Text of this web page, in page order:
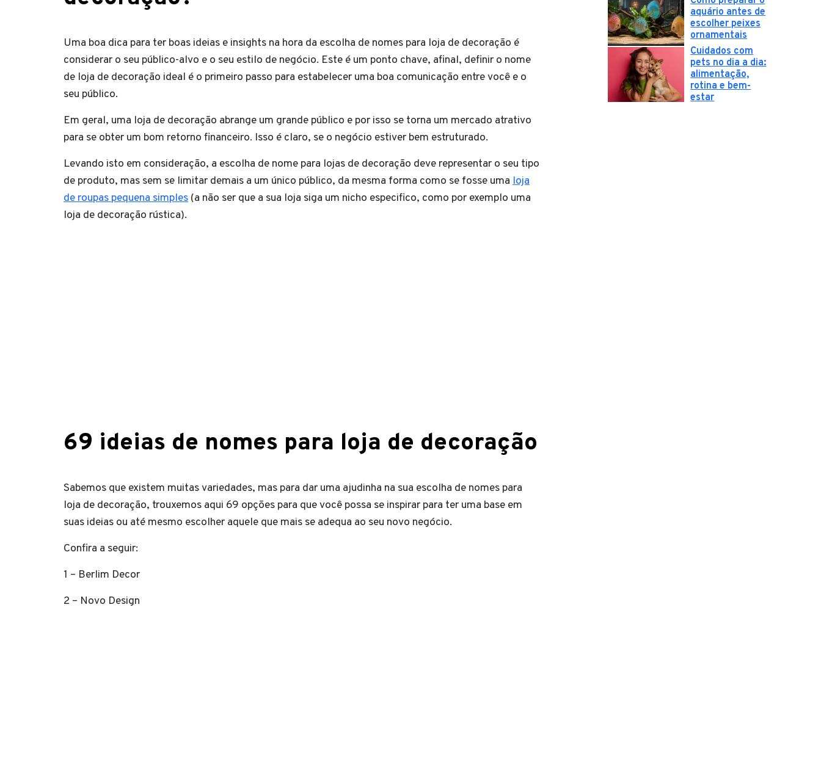
Uma boa dica para ter boas ideias e insights na hora da escolha de nomes para loja de decoração é
considerar o seu público-alvo e o seu estilo de negócio. Este é um ponto chave, afinal, definir o nome
de loja de decoração ideal é o primeiro passo para estabelecer uma boa comunicação entre você e o
seu público.
Em geral, uma loja de decoração abrange um grande público e por isso se torna um mercado atrativo
para se obter um bom retorno financeiro. Isso é claro, se o negócio estiver bem estruturado.
Levando isto em consideração, a escolha de nome para lojas de decoração deve representar o seu tipo
de produto, mas sem se limitar demais a um único público, da mesma forma como se fosse uma loja
de roupas pequena simples (a não ser que a sua loja siga um nicho especifico, como por exemplo uma
loja de decoração rústica).
69 ideias de nomes para loja de decoração
Sabemos que existem muitas variedades, mas para dar uma ajudinha na sua escolha de nomes para
loja de decoração, trouxemos aqui 69 opções para que você possa se inspirar para ter uma base em
suas ideias ou até mesmo escolher aquele que mais se adequa ao seu novo negócio.
Confira a seguir:
1 – Berlim Decor
2 – Novo Design
aquário antes de
escolher peixes
ornamentais
Cuidados com
pets no dia a dia:
alimentação,
rotina e bem-
estar